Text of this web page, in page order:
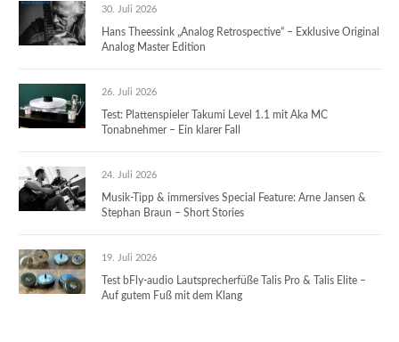
30. Juli 2026
Hans Theessink „Analog Retrospective“ – Exklusive Original
Analog Master Edition
26. Juli 2026
Test: Plattenspieler Takumi Level 1.1 mit Aka MC
Tonabnehmer – Ein klarer Fall
24. Juli 2026
Musik-Tipp & immersives Special Feature: Arne Jansen &
Stephan Braun – Short Stories
19. Juli 2026
Test bFly-audio Lautsprecherfüße Talis Pro & Talis Elite –
Auf gutem Fuß mit dem Klang